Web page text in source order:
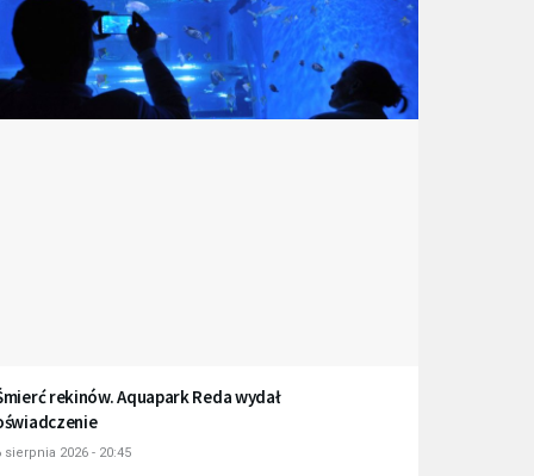
rekinów. Aquapark Reda wydał
sierpnia 2026 - 20:45